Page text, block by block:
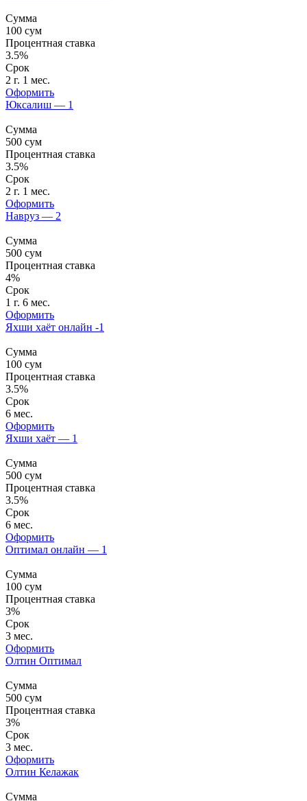
Сумма
100 сум
Процентная ставка
3.5%
Срок
2 г. 1 мес.
Оформить
Юксалиш — 1
Сумма
500 сум
Процентная ставка
3.5%
Срок
2 г. 1 мес.
Оформить
Навруз — 2
Сумма
500 сум
Процентная ставка
4%
Срок
1 г. 6 мес.
Оформить
Яхши хаёт онлайн -1
Сумма
100 сум
Процентная ставка
3.5%
Срок
6 мес.
Оформить
Яхши хаёт — 1
Сумма
500 сум
Процентная ставка
3.5%
Срок
6 мес.
Оформить
Оптимал онлайн — 1
Сумма
100 сум
Процентная ставка
3%
Срок
3 мес.
Оформить
Олтин Оптимал
Сумма
500 сум
Процентная ставка
3%
Срок
3 мес.
Оформить
Олтин Келажак
Сумма